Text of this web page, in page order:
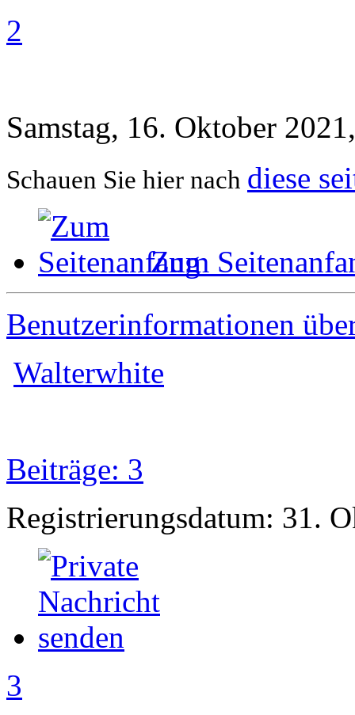
2
Samstag, 16. Oktober
Schauen Sie hier nach diese
Zum
Benutzerinformationen
Walterwhite
Beiträge: 3
Registrierungsdatum: 31.
3